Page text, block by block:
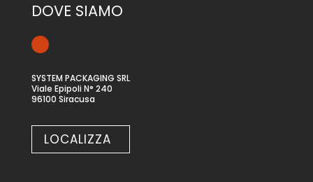
DOVE SIAMO
SYSTEM PACKAGING SRL
Viale Epipoli N° 240
96100 Siracusa
LOCALIZZA